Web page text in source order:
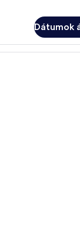
Dátumok